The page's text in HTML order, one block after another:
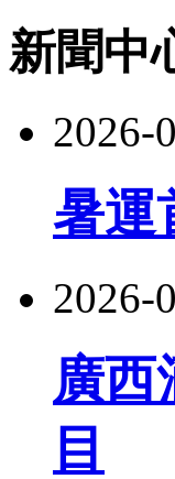
新聞中
2026-
暑運
2026-
廣西
目